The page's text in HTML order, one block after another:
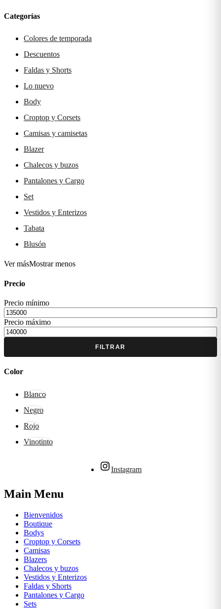
Categorías
Colores de temporada
Descuentos
Faldas y Shorts
Lo nuevo
Body
Croptop y Corsets
Camisas y camisetas
Blazer
Chalecos y buzos
Pantalones y Cargo
Set
Vestidos y Enterizos
Tabata
Blusón
Ver másMostrar menos
Precio
Precio mínimo
Precio máximo
FILTRAR
Color
Blanco
Negro
Rojo
Vinotinto
Instagram
Main Menu
Bienvenidos
Boutique
Bodys
Croptop y Corsets
Camisas
Blazers
Chalecos y buzos
Vestidos y Enterizos
Faldas y Shorts
Pantalones y Cargo
Sets